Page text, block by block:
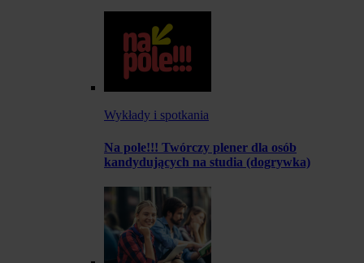
Wykłady i spotkania
Na pole!!! Twórczy plener dla osób
kandydujących na studia (dogrywka)